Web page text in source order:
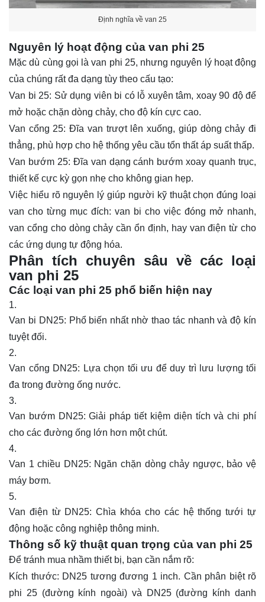
Định nghĩa về van 25
Nguyên lý hoạt động của van phi 25
Mặc dù cùng gọi là van phi 25, nhưng nguyên lý hoạt động
của chúng rất đa dạng tùy theo cấu tạo:
Van bi 25: Sử dụng viên bi có lỗ xuyên tâm, xoay 90 độ để
mở hoặc chặn dòng chảy, cho độ kín cực cao.
Van cổng 25: Đĩa van trượt lên xuống, giúp dòng chảy đi
thẳng, phù hợp cho hệ thống yêu cầu tổn thất áp suất thấp.
Van bướm 25: Đĩa van dạng cánh bướm xoay quanh trục,
thiết kế cực kỳ gọn nhẹ cho không gian hẹp.
Việc hiểu rõ nguyên lý giúp người kỹ thuật chọn đúng loại
van cho từng mục đích: van bi cho việc đóng mở nhanh,
van cổng cho dòng chảy cần ổn định, hay van điện từ cho
các ứng dụng tự động hóa.
Phân tích chuyên sâu về các loại
van phi 25
Các loại van phi 25 phổ biến hiện nay
Van bi DN25: Phổ biến nhất nhờ thao tác nhanh và độ kín
tuyệt đối.
Van cổng DN25: Lựa chọn tối ưu để duy trì lưu lượng tối
đa trong đường ống nước.
Van bướm DN25: Giải pháp tiết kiệm diện tích và chi phí
cho các đường ống lớn hơn một chút.
Van 1 chiều DN25: Ngăn chặn dòng chảy ngược, bảo vệ
máy bơm.
Van điện từ DN25: Chìa khóa cho các hệ thống tưới tự
động hoặc công nghiệp thông minh.
Thông số kỹ thuật quan trọng của van phi 25
Để tránh mua nhầm thiết bị, bạn cần nắm rõ:
Kích thước: DN25 tương đương 1 inch. Cần phân biệt rõ
phi 25 (đường kính ngoài) và DN25 (đường kính danh